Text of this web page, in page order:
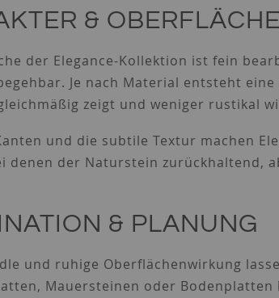
&
der Elegance-Kollektion ist fein
begehbar. Je nach Material entsteht
zeigt und weniger rustikal
und die subtile Textur machen
denen der Naturstein zurückhaltend,
& PLANUNG
und ruhige Oberflächenwirkung
Mauersteinen oder